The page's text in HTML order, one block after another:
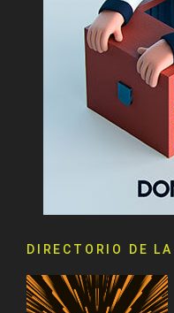
DIRECTORIO DE